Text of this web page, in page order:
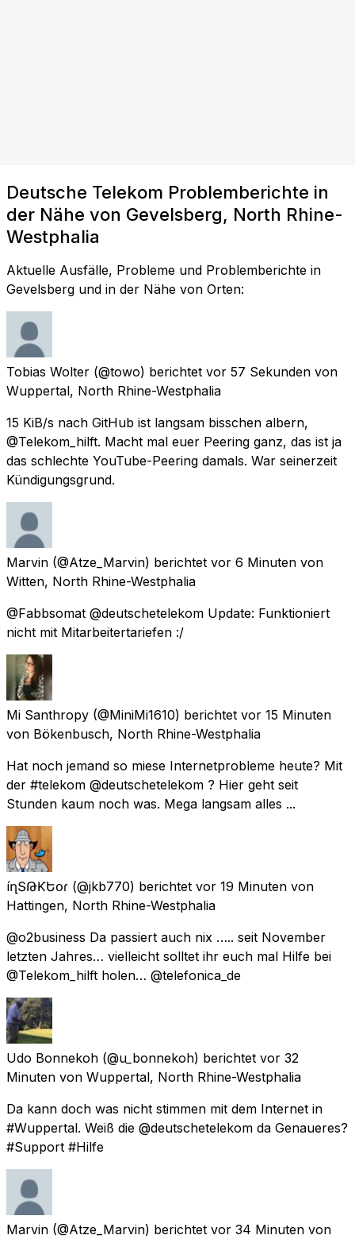
Deutsche Telekom Problemberichte in
der Nähe von Gevelsberg, North Rhine-
Westphalia
Aktuelle Ausfälle, Probleme und Problemberichte in
Gevelsberg und in der Nähe von Orten:
Tobias Wolter (@towo) berichtet vor 57 Sekunden von
Wuppertal, North Rhine-Westphalia
15 KiB/s nach GitHub ist langsam bisschen albern,
@Telekom_hilft. Macht mal euer Peering ganz, das ist ja
das schlechte YouTube-Peering damals. War seinerzeit
Kündigungsgrund.
Marvin (@Atze_Marvin) berichtet vor 6 Minuten von
Witten, North Rhine-Westphalia
@Fabbsomat @deutschetelekom Update: Funktioniert
nicht mit Mitarbeitertariefen :/
Mi Santhropy (@MiniMi1610) berichtet vor 15 Minuten
von Bökenbusch, North Rhine-Westphalia
Hat noch jemand so miese Internetprobleme heute? Mit
der #telekom @deutschetelekom ? Hier geht seit
Stunden kaum noch was. Mega langsam alles ...
íղՏԹҽƘԵօɾ (@jkb770) berichtet vor 19 Minuten von
Hattingen, North Rhine-Westphalia
@o2business Da passiert auch nix ….. seit November
letzten Jahres… vielleicht solltet ihr euch mal Hilfe bei
@Telekom_hilft holen… @telefonica_de
Udo Bonnekoh (@u_bonnekoh) berichtet vor 32
Minuten von Wuppertal, North Rhine-Westphalia
Da kann doch was nicht stimmen mit dem Internet in
#Wuppertal. Weiß die @deutschetelekom da Genaueres?
#Support #Hilfe
Marvin (@Atze_Marvin) berichtet vor 34 Minuten von